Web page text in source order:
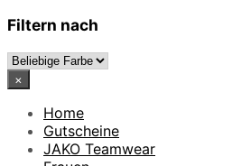
Filtern nach
×
Home
Gutscheine
JAKO Teamwear